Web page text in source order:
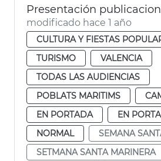
modificado hace 1 año
CULTURA Y FIESTAS
TURISMO
VALENCIA
TODAS LAS AUDIENCIAS
POBLATS MARITIMS
EN PORTADA
EN
NORMAL
SEMANA
SETMANA SANTA MARINERA